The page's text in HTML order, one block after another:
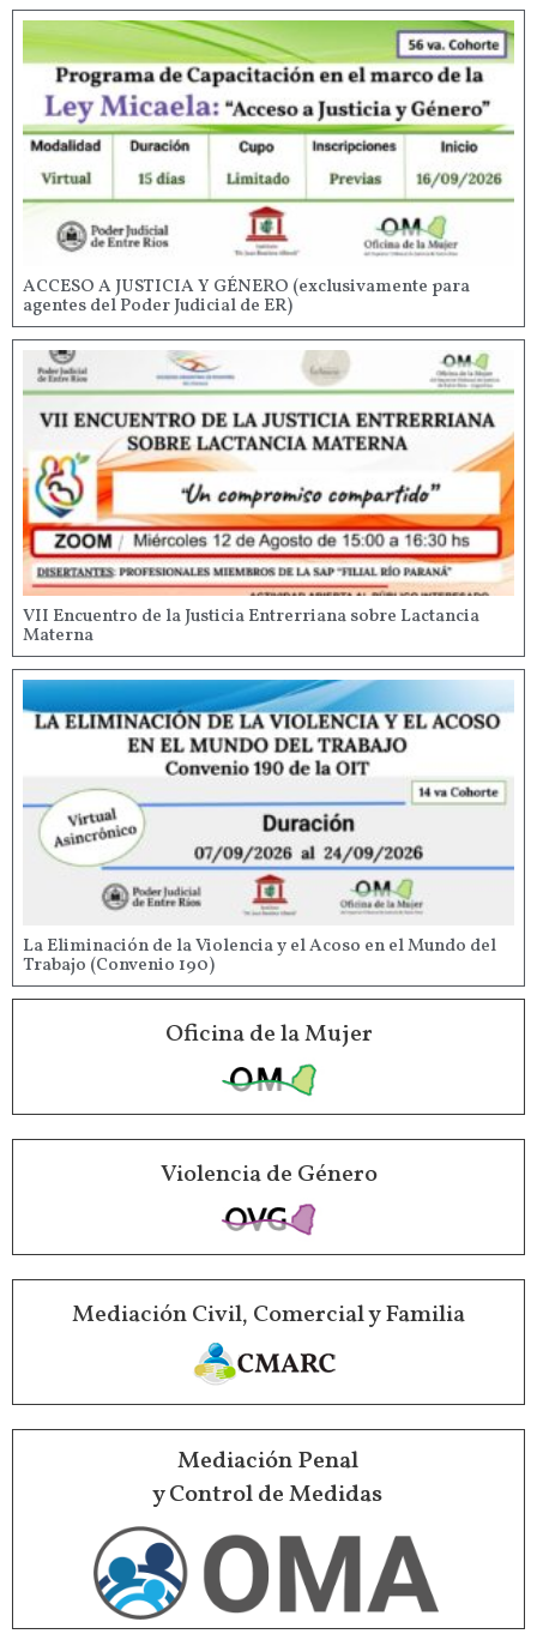
ACCESO A JUSTICIA Y GÉNERO (exclusivamente para
agentes del Poder Judicial de ER)
VII Encuentro de la Justicia Entrerriana sobre Lactancia
Materna
La Eliminación de la Violencia y el Acoso en el Mundo del
Trabajo (Convenio 190)
Oficina de la Mujer
Violencia de Género
Mediación Civil, Comercial y Familia
Mediación Penal
y Control de Medidas